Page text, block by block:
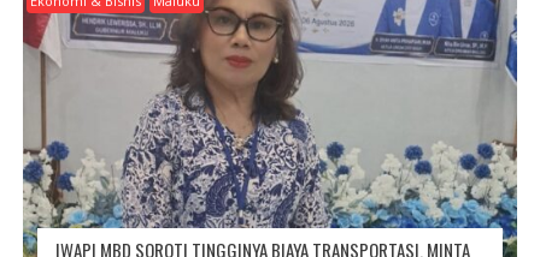
IWAPI MBD SOROTI TINGGINYA BIAYA TRANSPORTASI, MINTA